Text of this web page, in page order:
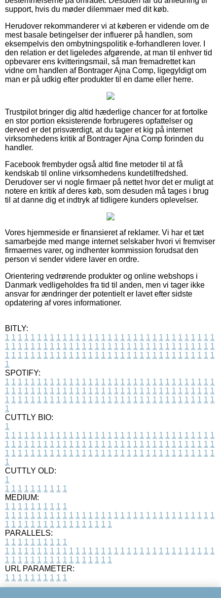
support, hvis du møder dilemmaer med dit køb.
Herudover rekommanderer vi at køberen er vidende om de
mest basale betingelser der influerer på handlen, som
eksempelvis den ombytningspolitik e-forhandleren lover. I
den relation er det ligeledes afgørende, at man til enhver tid
opbevarer ens kvitteringsmail, så man fremadrettet kan
vidne om handlen af Bontrager Ajna Comp, ligegyldigt om
man er på udkig efter produkter til en dame eller herre.
Trustpilot bringer dig altid hæderlige chancer for at fortolke
en stor portion eksisterende forbrugeres opfattelser og
derved er det prisværdigt, at du tager et kig på internet
virksomhedens kritik af Bontrager Ajna Comp forinden du
handler.
Facebook frembyder også altid fine metoder til at få
kendskab til online virksomhedens kundetilfredshed.
Derudover ser vi nogle firmaer på nettet hvor det er muligt at
notere en kritik af deres køb, som desuden må tages i brug
til at danne dig et indtryk af tidligere kunders oplevelser.
Vores hjemmeside er finansieret af reklamer. Vi har et tæt
samarbejde med mange internet selskaber hvori vi fremviser
firmaernes varer, og indhenter kommission forudsat den
person vi sender videre laver en ordre.
Orientering vedrørende produkter og online webshops i
Danmark vedligeholdes fra tid til anden, men vi tager ikke
ansvar for ændringer der potentielt er lavet efter sidste
opdatering af vores informationer.
BITLY:
1 1 1 1 1 1 1 1 1 1 1 1 1 1 1 1 1 1 1 1 1 1 1 1 1 1 1 1 1 1 1 1 1
1 1 1 1 1 1 1 1 1 1 1 1 1 1 1 1 1 1 1 1 1 1 1 1 1 1 1 1 1 1 1 1 1
1 1 1 1 1 1 1 1 1 1 1 1 1 1 1 1 1 1 1 1 1 1 1 1 1 1 1 1 1 1 1 1 1
1
SPOTIFY:
1 1 1 1 1 1 1 1 1 1 1 1 1 1 1 1 1 1 1 1 1 1 1 1 1 1 1 1 1 1 1 1 1
1 1 1 1 1 1 1 1 1 1 1 1 1 1 1 1 1 1 1 1 1 1 1 1 1 1 1 1 1 1 1 1 1
1 1 1 1 1 1 1 1 1 1 1 1 1 1 1 1 1 1 1 1 1 1 1 1 1 1 1 1 1 1 1 1 1
1
CUTTLY BIO:
1
1 1 1 1 1 1 1 1 1 1 1 1 1 1 1 1 1 1 1 1 1 1 1 1 1 1 1 1 1 1 1 1 1
1 1 1 1 1 1 1 1 1 1 1 1 1 1 1 1 1 1 1 1 1 1 1 1 1 1 1 1 1 1 1 1 1
1 1 1 1 1 1 1 1 1 1 1 1 1 1 1 1 1 1 1 1 1 1 1 1 1 1 1 1 1 1 1 1 1
1
CUTTLY OLD:
1
1 1 1 1 1 1 1 1 1 1
MEDIUM:
1 1 1 1 1 1 1 1 1 1
1 1 1 1 1 1 1 1 1 1 1 1 1 1 1 1 1 1 1 1 1 1 1 1 1 1 1 1 1 1 1 1 1
1 1 1 1 1 1 1 1 1 1 1 1 1 1 1 1 1
PARALLELS:
1 1 1 1 1 1 1 1 1 1
1 1 1 1 1 1 1 1 1 1 1 1 1 1 1 1 1 1 1 1 1 1 1 1 1 1 1 1 1 1 1 1 1
1 1 1 1 1 1 1 1 1 1 1 1 1 1 1 1 1
URL PARAMETER:
1 1 1 1 1 1 1 1 1 1